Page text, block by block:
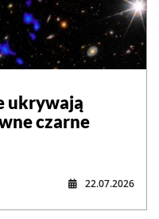
ukrywają
czarne
22.07.2026